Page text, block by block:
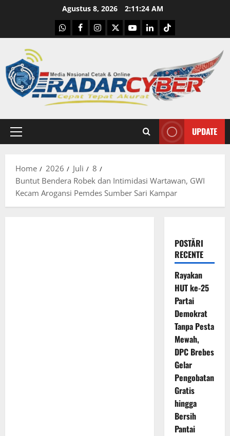
Agustus 8, 2026 2:11:25 AM
WhatsApp
Facebook
Instagram
X YoutubelinkedinTiktok
Primary
UPDATE
Home 2026 Juli
8
Buntut Bendera Robek dan Intimidasi Wartawan, GWI
Kecam Arogansi Pemdes Sumber Sari Kampar
POSTĂRI
RECENTE
Rayakan
HUT ke-25
Partai
Demokrat
Tanpa Pesta
Mewah,
DPC Brebes
Gelar
Pengobatan
Gratis
hingga
Bersih
Pantai